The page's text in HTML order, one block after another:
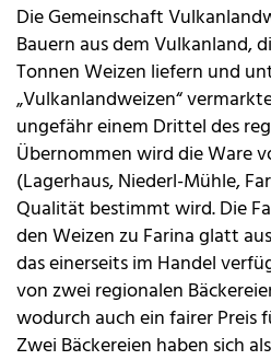
Die Gemeinschaft
Bauern aus dem Vulkanland,
Tonnen Weizen liefern und
„Vulkanlandweizen“
ungefähr einem Drittel des
Übernommen wird die Ware
(Lagerhaus, Niederl-Mühle,
Qualität bestimmt wird. Die
den Weizen zu Farina glatt
das einerseits im Handel
von zwei regionalen
wodurch auch ein fairer Preis
Zwei Bäckereien haben sich